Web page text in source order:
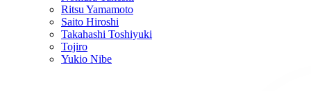
Ritsu Yamamoto
Saito Hiroshi
Takahashi Toshiyuki
Tojiro
Yukio Nibe